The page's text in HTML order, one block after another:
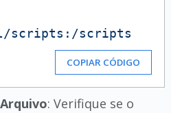
scripts:/scripts
COPIAR CÓDIGO
: Verifique se o